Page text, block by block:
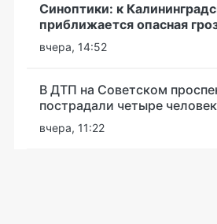
Синоптики: к
приближается опасная
вчера, 14:52
В ДТП на Советском
пострадали четыре
вчера, 11:22